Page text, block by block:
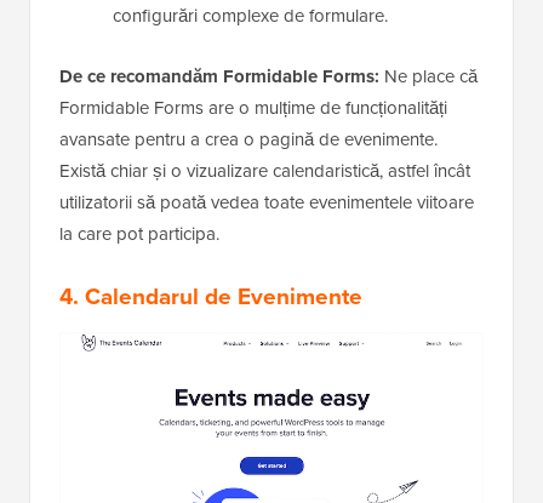
configurări complexe de formulare.
De ce recomandăm Formidable Forms: Ne place că
Formidable Forms are o mulțime de funcționalități
avansate pentru a crea o pagină de evenimente.
Există chiar și o vizualizare calendaristică, astfel încât
utilizatorii să poată vedea toate evenimentele viitoare
la care pot participa.
4. Calendarul de Evenimente